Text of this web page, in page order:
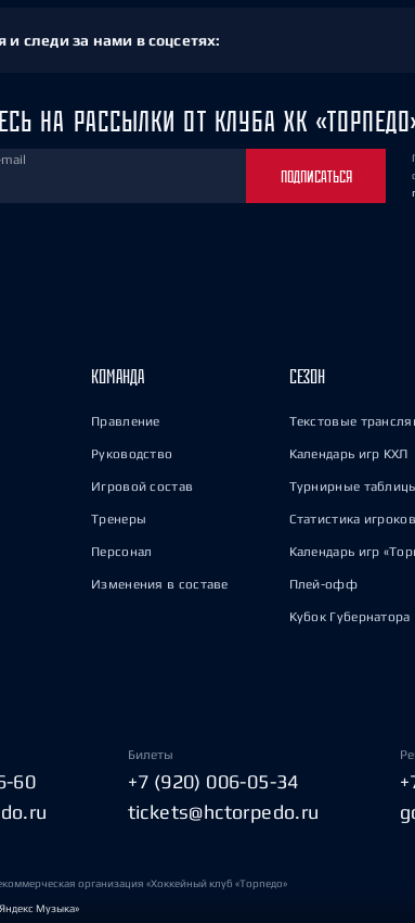
следи за нами в соцсетях:
НА РАССЫЛКИ ОТ КЛУБА ХК
ПОДПИСАТЬСЯ
КОМАНДА
Правление
Руководство
Игровой состав
Тренеры
Персонал
Изменения в составе
СЕЗОН
Текстовые
Календарь игр КХЛ
Турнирные
Статистика игроков
Календарь игр
Плей-офф
Кубок Губернатора
60
Билеты
+7 (920) 006-05-34
tickets@hctorpedo.ru
организация «Хоккейный клуб «Торпедо»
Музыка»